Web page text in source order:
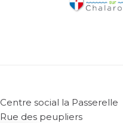
Centre social la Passerelle
Rue des peupliers